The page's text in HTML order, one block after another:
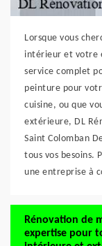
Lorsque vous
intérieur et votre
service complet
peinture pour
cuisine, ou que
extérieure, DL
Saint Colomban
tous vos besoins.
une entreprise à
Rénovation de
expertise pour